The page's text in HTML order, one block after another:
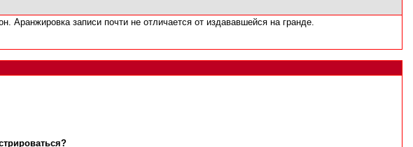
Аранжировка записи почти не отличается от издававшейся на гранде.